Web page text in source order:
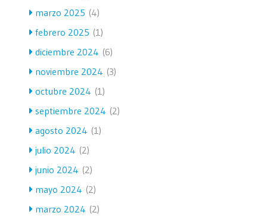
marzo 2025 (4)
febrero 2025 (1)
diciembre 2024 (6)
noviembre 2024 (3)
octubre 2024 (1)
septiembre 2024 (2)
agosto 2024 (1)
julio 2024 (2)
junio 2024 (2)
mayo 2024 (2)
marzo 2024 (2)